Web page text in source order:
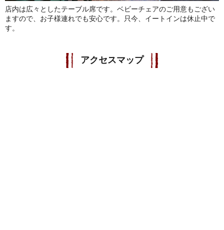
店内は広々としたテーブル席です。ベビーチェアのご用意もござい
ますので、お子様連れでも安心です。只今、イートインは休止中で
す。
アクセスマップ